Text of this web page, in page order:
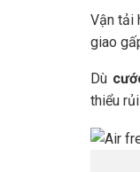
Vận tải
giao
Dù
thiểu